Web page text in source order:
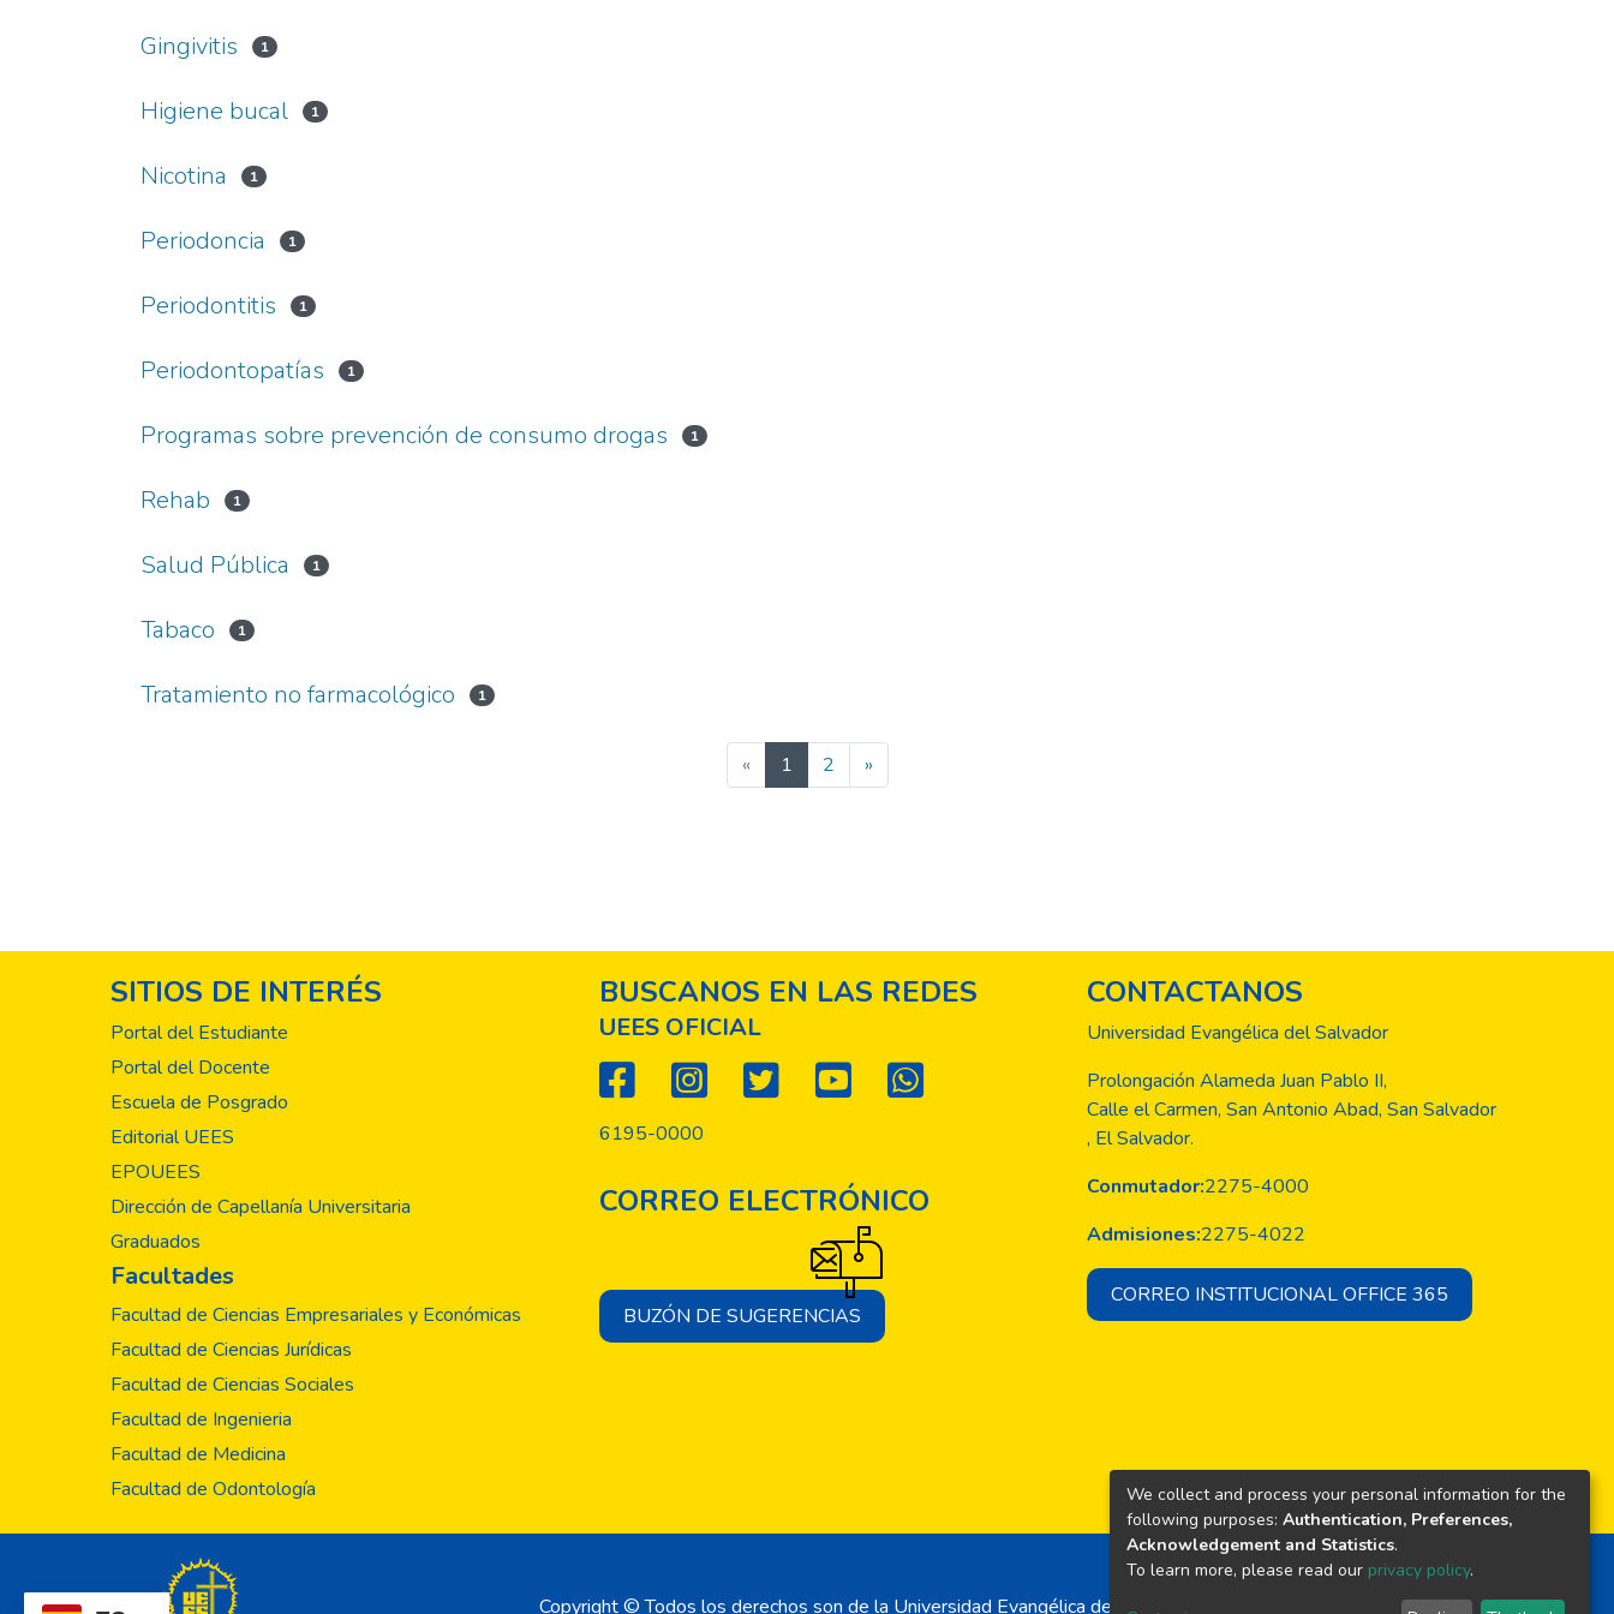
Gingivitis 1
Higiene bucal 1
Nicotina 1
Periodoncia 1
Periodontitis 1
Periodontopatías 1
Programas sobre prevención de consumo drogas 1
Rehab 1
Salud Pública 1
Tabaco 1
Tratamiento no farmacológico 1
« 1(current)
2 »
SITIOS DE INTERÉS
Portal del Estudiante
Portal del Docente
Escuela de Posgrado
Editorial UEES
EPOUEES
Dirección de Capellanía Universitaria
Graduados
Facultades
Facultad de Ciencias Empresariales y Económicas
Facultad de Ciencias Jurídicas
Facultad de Ciencias Sociales
Facultad de Ingenieria
Facultad de Medicina
Facultad de Odontología
BUSCANOS EN LAS REDES
UEES OFICIAL
6195-0000
CORREO ELECTRÓNICO
BUZÓN DE SUGERENCIAS
CONTACTANOS
Universidad Evangélica del Salvador
Prolongación Alameda Juan Pablo II,
Calle el Carmen, San Antonio Abad, San Salvador
, El Salvador.
Conmutador:2275-4000
Admisiones:2275-4022
CORREO INSTITUCIONAL OFFICE 365
Copyright © Todos los derechos son de la Universidad Evangélica de El Salvador
We collect and process your personal information for the
following purposes: Authentication, Preferences,
Acknowledgement and Statistics.
To learn more, please read our privacy policy.